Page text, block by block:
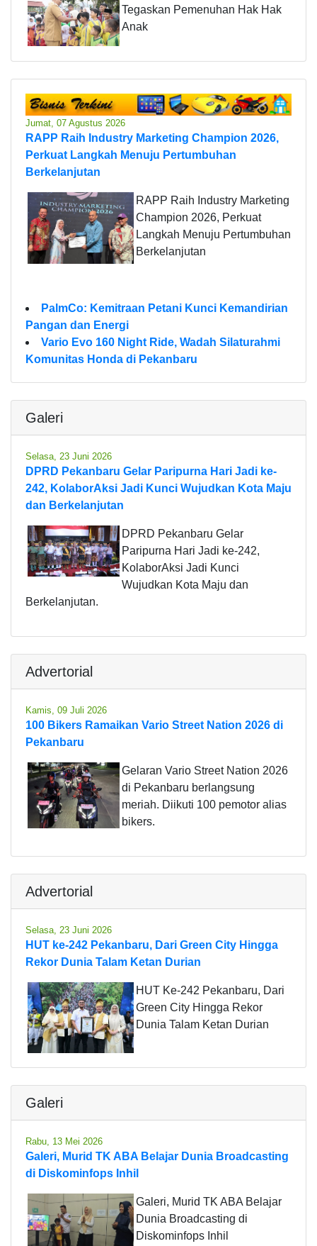
Tegaskan Pemenuhan Hak Hak
Anak
Jumat, 07 Agustus 2026
RAPP Raih Industry Marketing Champion 2026,
Perkuat Langkah Menuju Pertumbuhan
Berkelanjutan
RAPP Raih Industry Marketing
Champion 2026, Perkuat
Langkah Menuju Pertumbuhan
Berkelanjutan
PalmCo: Kemitraan Petani Kunci Kemandirian
Pangan dan Energi
Vario Evo 160 Night Ride, Wadah Silaturahmi
Komunitas Honda di Pekanbaru
Galeri
Selasa, 23 Juni 2026
DPRD Pekanbaru Gelar Paripurna Hari Jadi ke-
242, KolaborAksi Jadi Kunci Wujudkan Kota Maju
dan Berkelanjutan
DPRD Pekanbaru Gelar
Paripurna Hari Jadi ke-242,
KolaborAksi Jadi Kunci
Wujudkan Kota Maju dan
Berkelanjutan.
Advertorial
Kamis, 09 Juli 2026
100 Bikers Ramaikan Vario Street Nation 2026 di
Pekanbaru
Gelaran Vario Street Nation 2026
di Pekanbaru berlangsung
meriah. Diikuti 100 pemotor alias
bikers.
Advertorial
Selasa, 23 Juni 2026
HUT ke-242 Pekanbaru, Dari Green City Hingga
Rekor Dunia Talam Ketan Durian
HUT Ke-242 Pekanbaru, Dari
Green City Hingga Rekor
Dunia Talam Ketan Durian
Galeri
Rabu, 13 Mei 2026
Galeri, Murid TK ABA Belajar Dunia Broadcasting
di Diskominfops Inhil
Galeri, Murid TK ABA Belajar
Dunia Broadcasting di
Diskominfops Inhil